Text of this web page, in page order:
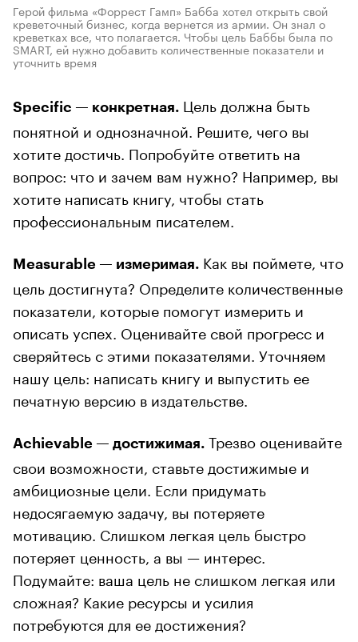
Герой фильма «Форрест Гамп» Бабба хотел открыть свой
креветочный бизнес, когда вернется из армии. Он знал о
креветках все, что полагается. Чтобы цель Баббы была по
SMART, ей нужно добавить количественные показатели и
уточнить время
Specific — конкретная. Цель должна быть
понятной и однозначной. Решите, чего вы
хотите достичь. Попробуйте ответить на
вопрос: что и зачем вам нужно? Например, вы
хотите написать книгу, чтобы стать
профессиональным писателем.
Measurable — измеримая. Как вы поймете, что
цель достигнута? Определите количественные
показатели, которые помогут измерить и
описать успех. Оценивайте свой прогресс и
сверяйтесь с этими показателями. Уточняем
нашу цель: написать книгу и выпустить ее
печатную версию в издательстве.
Achievable — достижимая. Трезво оценивайте
свои возможности, ставьте достижимые и
амбициозные цели. Если придумать
недосягаемую задачу, вы потеряете
мотивацию. Слишком легкая цель быстро
потеряет ценность, а вы — интерес.
Подумайте: ваша цель не слишком легкая или
сложная? Какие ресурсы и усилия
потребуются для ее достижения?